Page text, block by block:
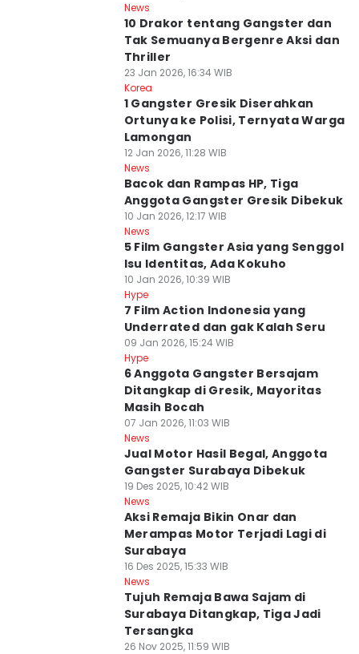
News
10 Drakor tentang Gangster dan
Tak Semuanya Bergenre Aksi dan
Thriller
23 Jan 2026, 16:34 WIB
Korea
1 Gangster Gresik Diserahkan
Ortunya ke Polisi, Ternyata Warga
Lamongan
12 Jan 2026, 11:28 WIB
News
Bacok dan Rampas HP, Tiga
Anggota Gangster Gresik Dibekuk
10 Jan 2026, 12:17 WIB
News
5 Film Gangster Asia yang Senggol
Isu Identitas, Ada Kokuho
10 Jan 2026, 10:39 WIB
Hype
7 Film Action Indonesia yang
Underrated dan gak Kalah Seru
09 Jan 2026, 15:24 WIB
Hype
6 Anggota Gangster Bersajam
Ditangkap di Gresik, Mayoritas
Masih Bocah
07 Jan 2026, 11:03 WIB
News
Jual Motor Hasil Begal, Anggota
Gangster Surabaya Dibekuk
19 Des 2025, 10:42 WIB
News
Aksi Remaja Bikin Onar dan
Merampas Motor Terjadi Lagi di
Surabaya
16 Des 2025, 15:33 WIB
News
Tujuh Remaja Bawa Sajam di
Surabaya Ditangkap, Tiga Jadi
Tersangka
26 Nov 2025, 11:59 WIB